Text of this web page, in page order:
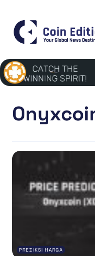
PREDIKSI HARGA